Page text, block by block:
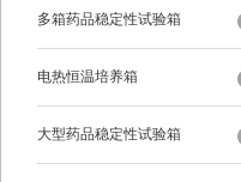
多箱药品稳定性试验箱
电热恒温培养箱
大型药品稳定性试验箱